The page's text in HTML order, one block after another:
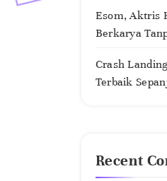
Esom, Aktris
Berkarya
Crash
Terbaik
Recent